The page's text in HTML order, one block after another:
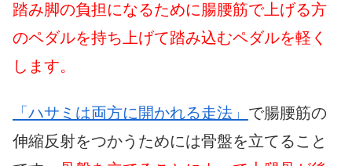
踏み脚の負担になるために腸腰筋で上げる方
のペダルを持ち上げて踏み込むペダルを軽く
します。
「ハサミは両方に開かれる走法」 で腸腰筋の
伸縮反射をつかうためには骨盤を立てること